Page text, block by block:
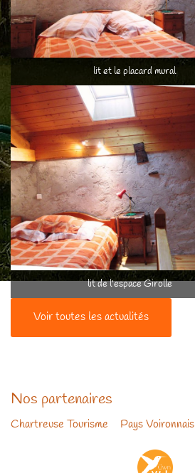
lit et le placard mural
lit de l'espace Girolle
Voir toutes les actualités
Nos partenaires
Chartreuse Tourisme Pays Voironnais